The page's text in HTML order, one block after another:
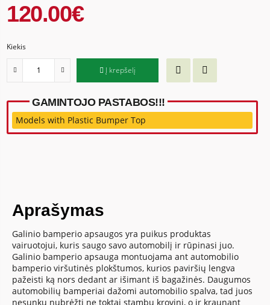
120.00€
Kiekis
Į krepšelį
GAMINTOJO PASTABOS!!!
Models with Plastic Bumper Top
Aprašymas
Galinio bamperio apsaugos yra puikus produktas
vairuotojui, kuris saugo savo automobilį ir rūpinasi juo.
Galinio bamperio apsauga montuojama ant automobilio
bamperio viršutinės plokštumos, kurios paviršių lengva
pažeisti ką nors dedant ar išimant iš bagažinės. Daugumos
automobilių bamperiai dažomi automobilio spalva, tad juos
nesunku nubrėžti ne toktai stambų krovinį, o ir kraunant